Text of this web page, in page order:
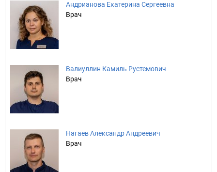
Андрианова Екатерина Сергеевна
Врач
Валиуллин Камиль Рустемович
Врач
Нагаев Александр Андреевич
Врач